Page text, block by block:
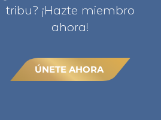
tribu? ¡Hazte miembro
ahora!
ÚNETE AHORA